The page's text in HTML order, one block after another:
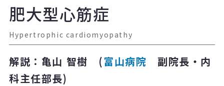
肥大型心筋症
Hypertrophic cardiomyopathy
解説：亀山 智樹 (富山病院 副院長・内
科主任部長)